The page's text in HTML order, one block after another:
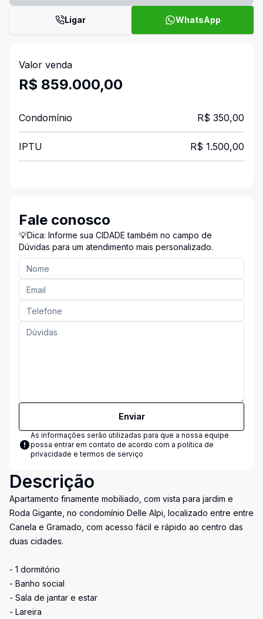
Ligar WhatsApp
Valor venda
R$ 859.000,00
Condomínio R$ 350,00
IPTU R$ 1.500,00
Fale conosco
💡Dica: Informe sua CIDADE também no campo de
Dúvidas para um atendimento mais personalizado.
Enviar
As informações serão utilizadas para que a nossa equipe
possa entrar em contato de acordo com a política de
privacidade e termos de serviço
Descrição
Apartamento finamente mobiliado, com vista para jardim e
Roda Gigante, no condomínio Delle Alpi, localizado entre entre
Canela e Gramado, com acesso fácil e rápido ao centro das
duas cidades.
- 1 dormitório
- Banho social
- Sala de jantar e estar
- Lareira